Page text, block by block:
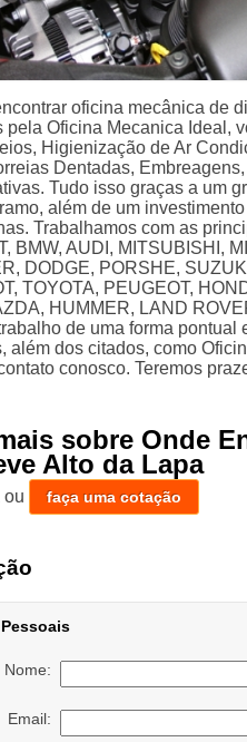
oficina mecânica de
pela Oficina Mecanica Ideal,
Higienização de Ar
Dentadas,
Tudo isso graças a um
além de um
Trabalhamos com as
BMW, AUDI, MITSUBISHI,
DODGE, PORSHE,
TOYOTA, PEUGEOT,
HUMMER, LAND
de uma forma
além dos citados, como
conosco. Teremos
sobre Onde
Alto da Lapa
ou faça uma cotação
Nome:
Email: